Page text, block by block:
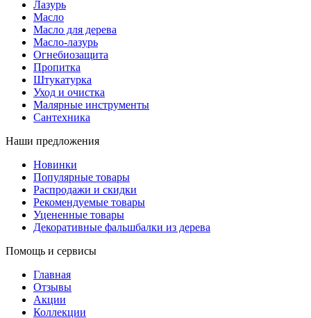
Лазурь
Масло
Масло для дерева
Масло-лазурь
Огнебиозащита
Пропитка
Штукатурка
Уход и очистка
Малярные инструменты
Сантехника
Наши предложения
Новинки
Популярные товары
Распродажи и скидки
Рекомендуемые товары
Уцененные товары
Декоративные фальшбалки из дерева
Помощь и сервисы
Главная
Отзывы
Акции
Коллекции